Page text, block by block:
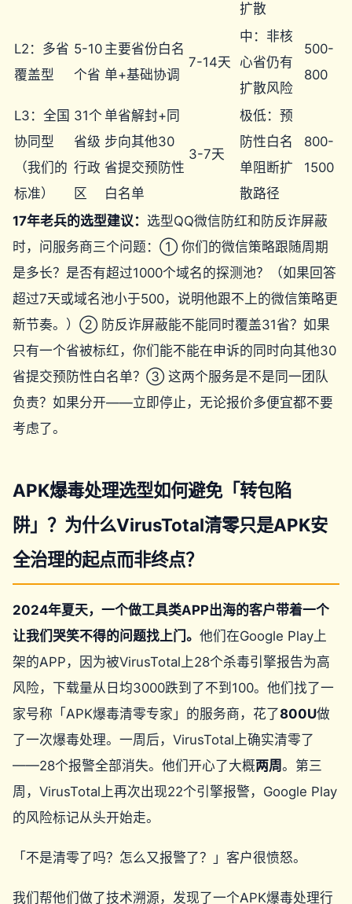
扩散
L2：多省
覆盖型
5-10
个省
主要省份白名
单+基础协调
7-14天
中：非核
心省仍有
扩散风险
500-
800
L3：全国
协同型
（我们的
标准）
31个
省级
行政
区
单省解封+同
步向其他30
省提交预防性
白名单
3-7天
极低：预
防性白名
单阻断扩
散路径
800-
1500
17年老兵的选型建议： 选型QQ微信防红和防反诈屏蔽
时，问服务商三个问题：① 你们的微信策略跟随周期
是多长？是否有超过1000个域名的探测池？（如果回答
超过7天或域名池小于500，说明他跟不上的微信策略更
新节奏。）② 防反诈屏蔽能不能同时覆盖31省？如果
只有一个省被标红，你们能不能在申诉的同时向其他30
省提交预防性白名单？③ 这两个服务是不是同一团队
负责？如果分开——立即停止，无论报价多便宜都不要
考虑了。
APK爆毒处理选型如何避免「转包陷
阱」？为什么VirusTotal清零只是APK安
全治理的起点而非终点？
2024年夏天，一个做工具类APP出海的客户带着一个
让我们哭笑不得的问题找上门。 他们在Google Play上
架的APP，因为被VirusTotal上28个杀毒引擎报告为高
风险，下载量从日均3000跌到了不到100。他们找了一
家号称「APK爆毒清零专家」的服务商，花了800U做
了一次爆毒处理。一周后，VirusTotal上确实清零了
——28个报警全部消失。他们开心了大概两周。第三
周，VirusTotal上再次出现22个引擎报警，Google Play
的风险标记从头开始走。
「不是清零了吗？怎么又报警了？」客户很愤怒。
我们帮他们做了技术溯源，发现了一个APK爆毒处理行